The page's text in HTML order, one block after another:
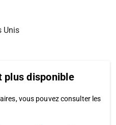
Unis
plus disponible
vous pouvez consulter les